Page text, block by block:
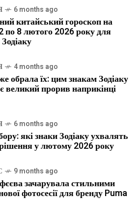
6 months ago
китайський гороскоп на
по 8 лютого 2026 року для
4 months ago
обрала їх: цим знакам Зодіаку
великий прорив наприкінці
6 months ago
які знаки Зодіаку ухвалять
у лютому 2026 року
9 months ago
зачарувала стильними
фотосесії для бренду Puma